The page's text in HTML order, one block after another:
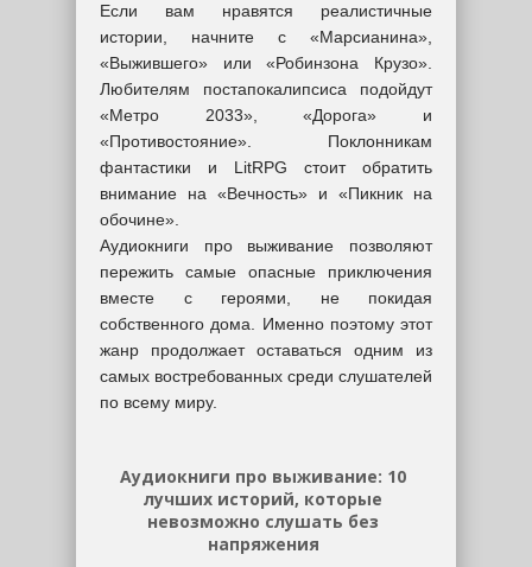
Если вам нравятся реалистичные
истории, начните с «Марсианина»,
«Выжившего» или «Робинзона Крузо».
Любителям постапокалипсиса подойдут
«Метро 2033», «Дорога» и
«Противостояние». Поклонникам
фантастики и LitRPG стоит обратить
внимание на «Вечность» и «Пикник на
обочине».
Аудиокниги про выживание позволяют
пережить самые опасные приключения
вместе с героями, не покидая
собственного дома. Именно поэтому этот
жанр продолжает оставаться одним из
самых востребованных среди слушателей
по всему миру.
Аудиокниги про выживание: 10
лучших историй, которые
невозможно слушать без
напряжения